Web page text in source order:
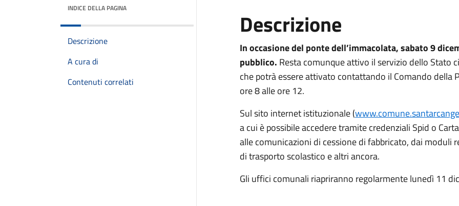
INDICE DELLA PAGINA
Descrizione
A cura di
Contenuti correlati
Descrizione
In occasione del ponte dell’immacolata, sabato 9
pubblico. Resta comunque attivo il servizio dello Stato
che potrà essere attivato contattando il Comando
ore 8 alle ore 12.
Sul sito internet istituzionale (
a cui è possibile accedere tramite credenziali Spid o
alle comunicazioni di cessione di fabbricato, dai moduli
di trasporto scolastico e altri ancora.
Gli uffici comunali riapriranno regolarmente lunedì 11